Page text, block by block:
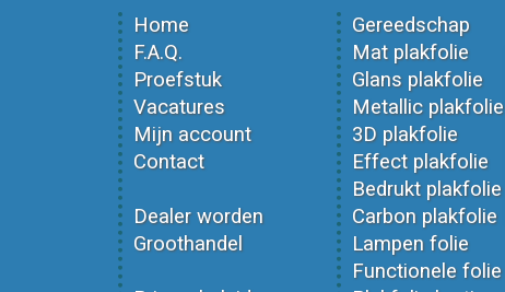
Home
F.A.Q.
Proefstuk
Vacatures
Mijn account
Contact
Dealer worden
Groothandel
Gereedschap
Mat plakfolie
Glans plakfolie
Metallic plakfolie
3D plakfolie
Effect plakfolie
Bedrukt plakfolie
Carbon plakfolie
Lampen folie
Functionele folie